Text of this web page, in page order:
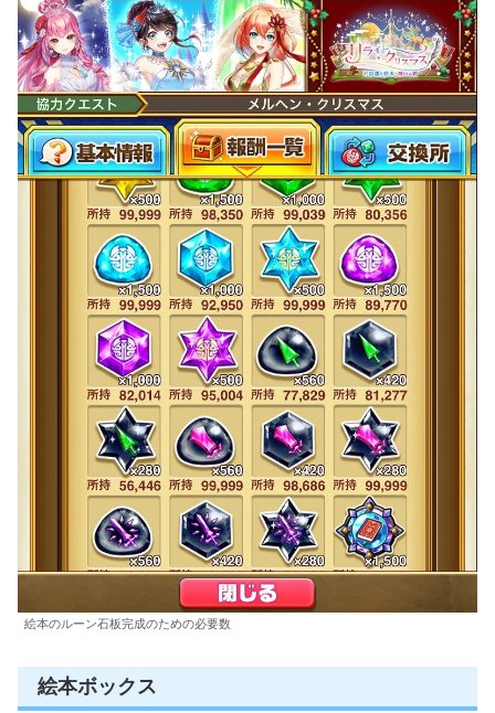
絵本のルーン石板完成のための必要数
絵本ボックス